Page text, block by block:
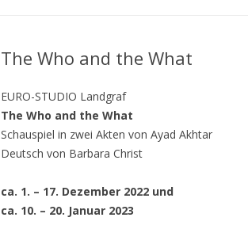
The Who and the What
EURO-STUDIO Landgraf
The Who and the What
Schauspiel in zwei Akten von Ayad Akhtar
Deutsch von Barbara Christ
ca. 1. – 17. Dezember 2022 und
ca. 10. – 20. Januar 2023